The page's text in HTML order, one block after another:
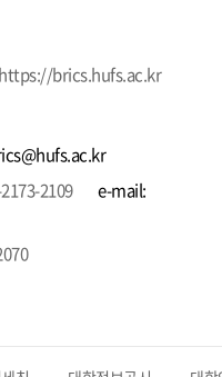
https://brics.hufs.ac.kr
2109
e-mail: